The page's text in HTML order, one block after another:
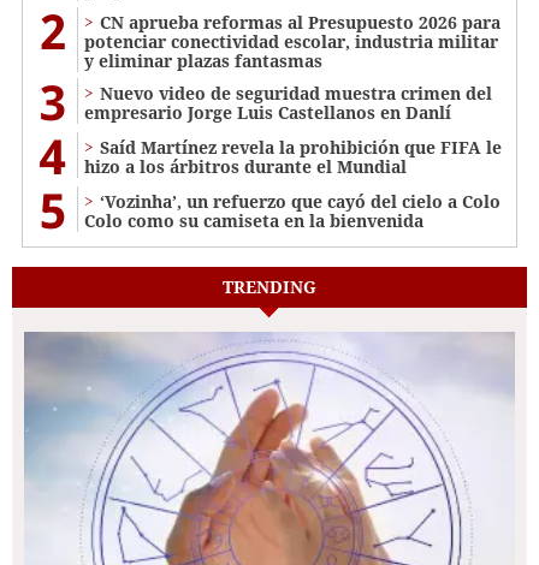
2
CN aprueba reformas al Presupuesto 2026 para
potenciar conectividad escolar, industria militar
y eliminar plazas fantasmas
3
Nuevo video de seguridad muestra crimen del
empresario Jorge Luis Castellanos en Danlí
4
Saíd Martínez revela la prohibición que FIFA le
hizo a los árbitros durante el Mundial
5
‘Vozinha’, un refuerzo que cayó del cielo a Colo
Colo como su camiseta en la bienvenida
TRENDING